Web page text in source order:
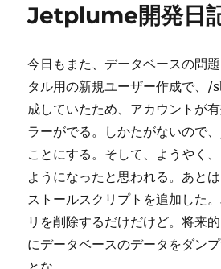
Jetplume開発日
今日もまた、データベースの問
タル用の新規ユーザー作成で
成していたため、アカウントが
ラーがでる。しかたがないので
ことにする。そして、ようやく
ようになったと思われる。あと
ストールスクリプトを追加した
リを削除するだけだけど。将来
にデータベースのデータをダン